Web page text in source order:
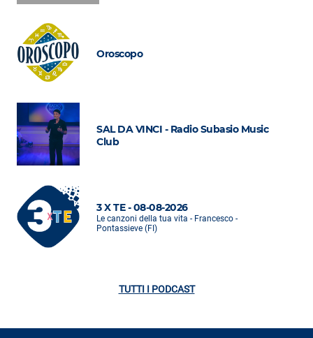
Oroscopo
SAL DA VINCI - Radio Subasio Music
Club
3 X TE - 08-08-2026
Le canzoni della tua vita - Francesco -
Pontassieve (FI)
TUTTI I PODCAST